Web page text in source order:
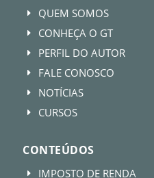
E QUEM SOMOS
E CONHEÇA O GT
E PERFIL DO AUTOR
E FALE CONOSCO
E NOTÍCIAS
E CURSOS
CONTEÚDOS
E IMPOSTO DE RENDA